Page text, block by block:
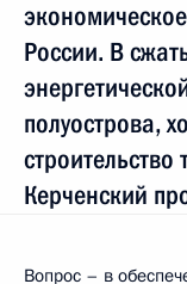
России. В
полуострова,
строительство
Керченский
Вопрос – в